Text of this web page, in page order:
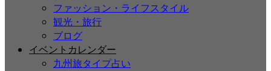
ファッション・ライフスタイル
観光・旅行
ブログ
イベントカレンダー
九州旅タイプ占い